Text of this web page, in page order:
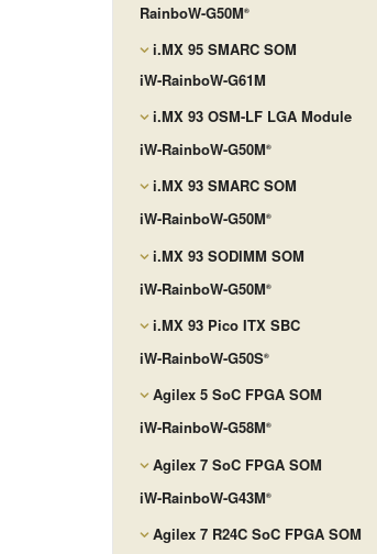
RainboW-G50M®
i.MX 95 SMARC SOM
iW-RainboW-G61M
i.MX 93 OSM-LF LGA Module
iW-RainboW-G50M®
i.MX 93 SMARC SOM
iW-RainboW-G50M®
i.MX 93 SODIMM SOM
iW-RainboW-G50M®
i.MX 93 Pico ITX SBC
iW-RainboW-G50S®
Agilex 5 SoC FPGA SOM
iW-RainboW-G58M®
Agilex 7 SoC FPGA SOM
iW-RainboW-G43M®
Agilex 7 R24C SoC FPGA SOM